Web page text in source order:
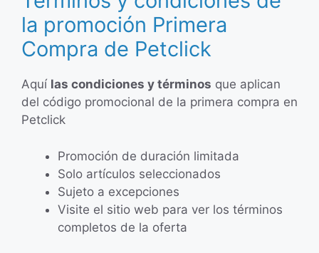
la promoción Primera
Compra de Petclick
Aquí las condiciones y términos que aplican
del código promocional de la primera compra en
Petclick
Promoción de duración limitada
Solo artículos seleccionados
Sujeto a excepciones
Visite el sitio web para ver los términos
completos de la oferta